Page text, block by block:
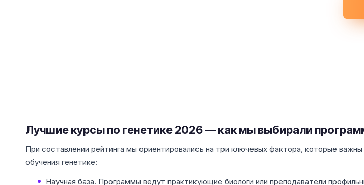
Лучшие курсы по генетике 2026 — как мы выбирали
При составлении рейтинга мы ориентировались на три ключевых фактора, которые
обучения генетике:
Научная база. Программы ведут практикующие биологи или преподаватели